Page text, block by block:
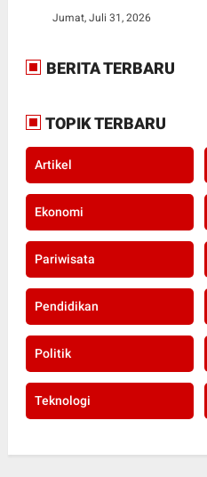
Jumat, Juli 31, 2026
BERITA TERBARU
TOPIK TERBARU
Artikel
Ekonomi
Pariwisata
Pendidikan
Politik
Teknologi